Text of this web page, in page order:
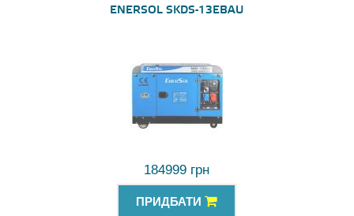
ENERSOL SKDS-13EBAU
184999 грн
ПРИДБАТИ